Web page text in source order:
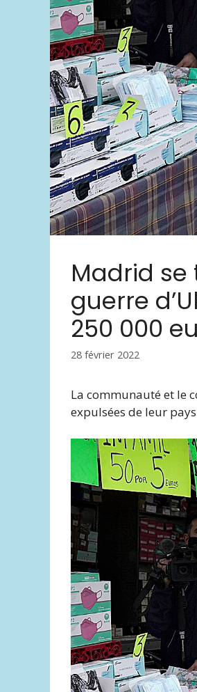
Madrid se
guerre
250 000
28 février 2022
La communauté et le
expulsées de leur